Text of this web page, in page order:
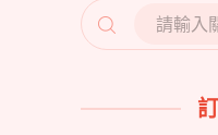
SEARCH
FOR: